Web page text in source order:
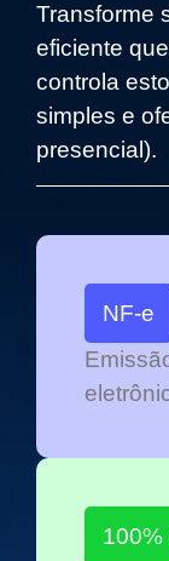
Transforme
eficiente
controla
simples e
presencial).
NF-e
100%